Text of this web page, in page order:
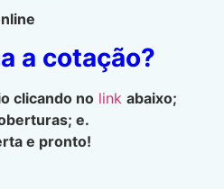
a cotação?
clicando no link abaixo;
e.
e pronto!